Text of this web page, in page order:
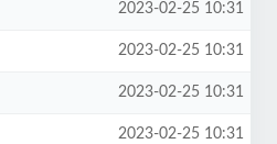
2023-02-25 10:31
2023-02-25 10:31
2023-02-25 10:31
2023-02-25 10:31